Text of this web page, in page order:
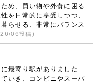
め、買い物や外食に困る
を日常的に享受しつつ、
らせる、非常にバランス
06投稿)
最寄り駅がありました
いき、コンビニやスーパ